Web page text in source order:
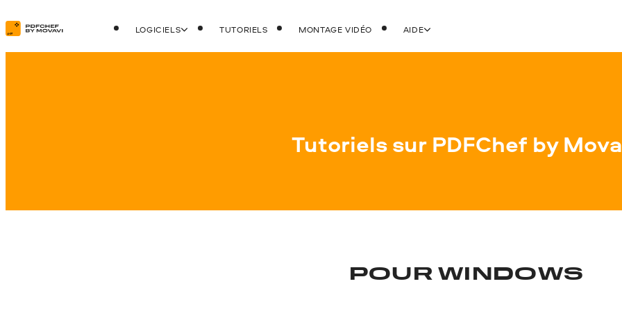
LOGICIELS TUTORIELS MONTAGE VIDÉO AIDE
Tutoriels sur PDFChef by
POUR WINDOWS